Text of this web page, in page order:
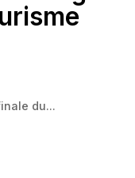
du...